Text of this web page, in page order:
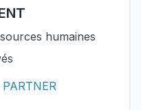
humaines